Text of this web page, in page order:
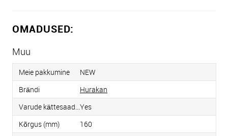
OMADUSED:
Muu
Meie pakkumine
NEW
Brändi
Hurakan
Varude kättesaadavusYes
Kõrgus (mm)
160